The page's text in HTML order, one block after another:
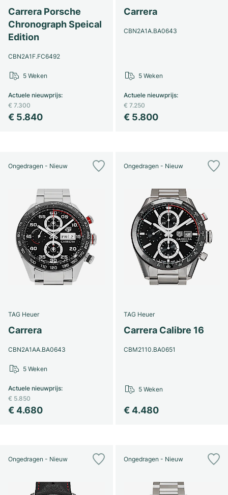
Carrera Porsche
Chronograph Speical
Edition
CBN2A1F.FC6492
€ 5.840
Actuele nieuwprijs:
€ 7.300
5 Weken
Carrera
CBN2A1A.BA0643
€ 5.800
Actuele nieuwprijs:
€ 7.250
5 Weken
Ongedragen - Nieuw
TAG Heuer
Carrera
CBN2A1AA.BA0643
€ 4.680
Actuele nieuwprijs:
€ 5.850
5 Weken
Ongedragen - Nieuw
TAG Heuer
Carrera Calibre 16
CBM2110.BA0651
€ 4.480
5 Weken
Ongedragen - Nieuw Ongedragen - Nieuw